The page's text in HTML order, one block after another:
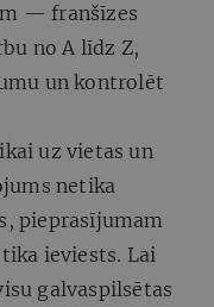
— franšīzes
no A līdz Z,
un kontrolēt
uz vietas un
netika
pieprasījumam
ieviests. Lai
galvaspilsētas